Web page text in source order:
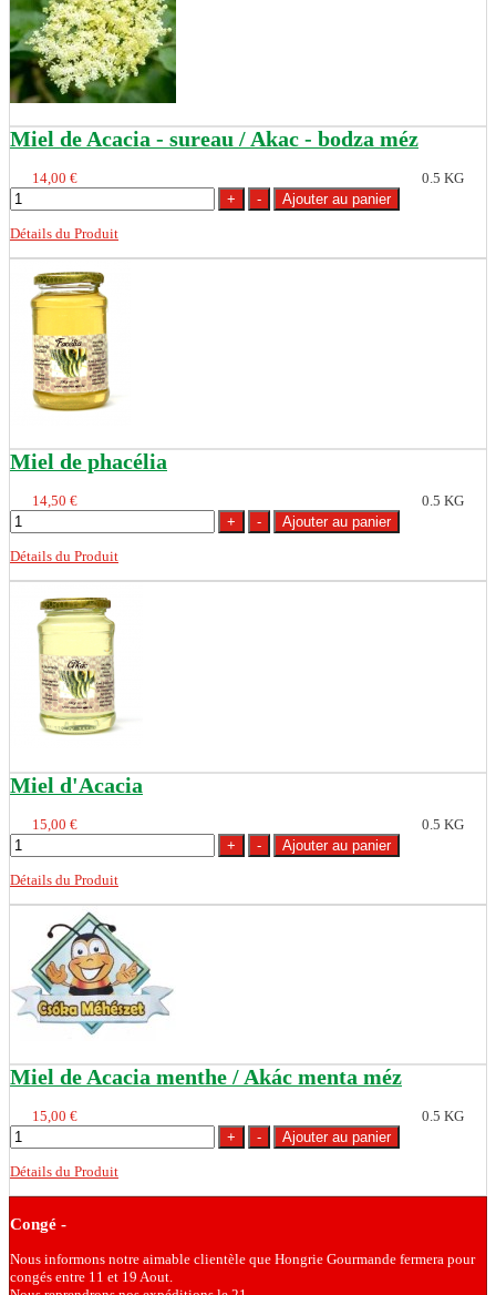
Miel de Acacia - sureau / Akac - bodza méz
14,00 € 0.5 KG
Détails du Produit
Miel de phacélia
14,50 € 0.5 KG
Détails du Produit
Miel d'Acacia
15,00 € 0.5 KG
Détails du Produit
Miel de Acacia menthe / Akác menta méz
15,00 € 0.5 KG
Détails du Produit
Congé -
Nous informons notre aimable clientèle que Hongrie Gourmande fermera pour
congés entre 11 et 19 Aout.